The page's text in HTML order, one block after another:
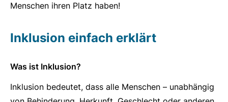
Menschen ihren Platz haben!
Inklusion einfach erklärt
Was ist Inklusion?
Inklusion bedeutet, dass alle Menschen – unabhängig